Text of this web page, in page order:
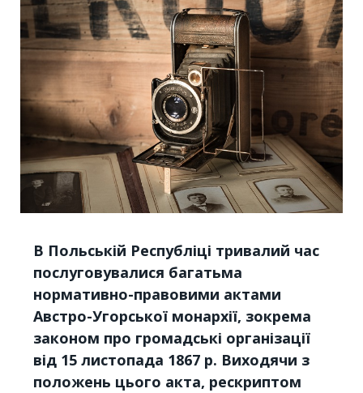
В Польській Республіці тривалий час
послуговувалися багатьма
нормативно-правовими актами
Австро-Угорської монархії, зокрема
законом про громадські організації
від 15 листопада 1867 р. Виходячи з
положень цього акта, рескриптом